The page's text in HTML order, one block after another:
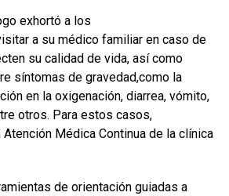
exhortó a los
a su médico familiar en caso de
su calidad de vida, así como
síntomas de gravedad,como la
en la oxigenación, diarrea, vómito,
otros. Para estos casos,
Médica Continua de la clínica
de orientación guiadas a